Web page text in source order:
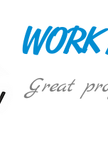
Great